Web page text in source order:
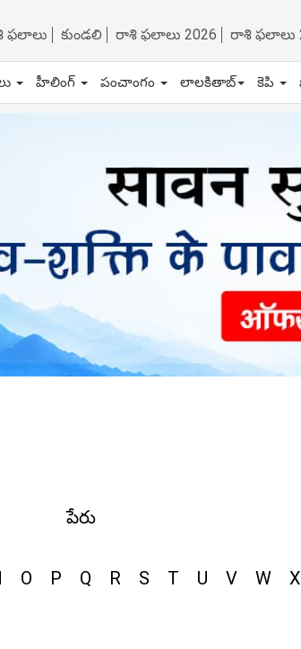
ఫలాలు కుండలి రాశి ఫలాలు 2026 రాశి ఫలాలు
హీలింగ్ పంచాంగం లాలకితాబ్ కెపి
పేరు
O P Q R S T U V W X